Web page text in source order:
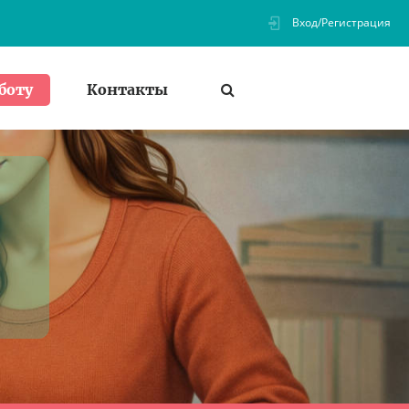
Вход/Регистрация
Контакты